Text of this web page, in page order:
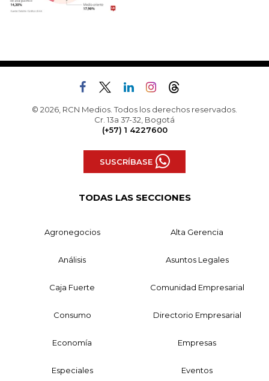
© 2026, RCN Medios. Todos los derechos reservados.
Cr. 13a 37-32, Bogotá
(+57) 1 4227600
SUSCRÍBASE
TODAS LAS SECCIONES
Agronegocios Alta Gerencia
Análisis Asuntos Legales
Caja Fuerte Comunidad Empresarial
Consumo Directorio Empresarial
Economía Empresas
Especiales Eventos